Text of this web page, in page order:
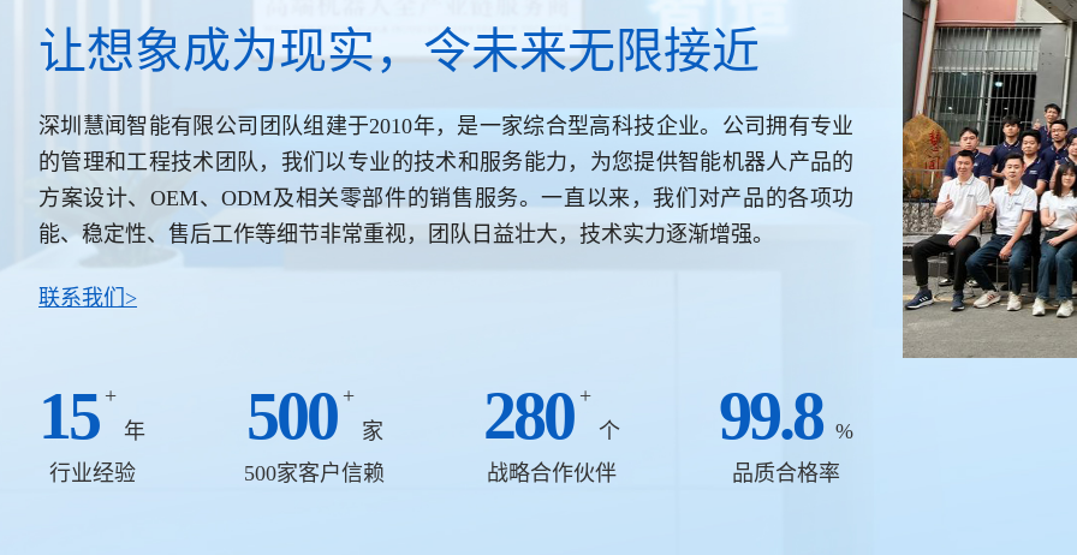
让想象成为现实，令未来无限接近
深圳慧闻智能有限公司团队组建于2010年，是一家综合型高科技企业。公司拥有专业
的管理和工程技术团队，我们以专业的技术和服务能力，为您提供智能机器人产品的
方案设计、OEM、ODM及相关零部件的销售服务。一直以来，我们对产品的各项功
能、稳定性、售后工作等细节非常重视，团队日益壮大，技术实力逐渐增强。
联系我们>
15 +
年
行业经验
500 +
家
500家客户信赖
280 +
个
战略合作伙伴
99.8 %
品质合格率